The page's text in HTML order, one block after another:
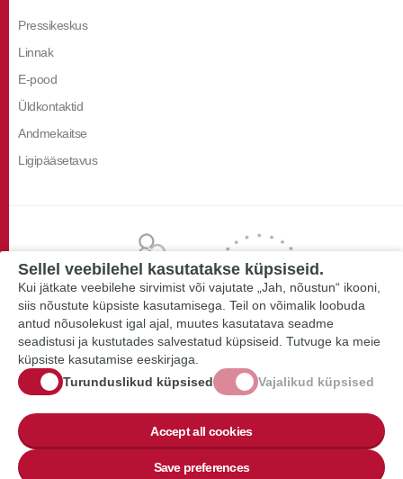
Pressikeskus
Linnak
E-pood
Üldkontaktid
Andmekaitse
Ligipääsetavus
Sellel veebilehel kasutatakse küpsiseid.
Kui jätkate veebilehe sirvimist või vajutate „Jah, nõustun“ ikooni,
siis nõustute küpsiste kasutamisega. Teil on võimalik loobuda
antud nõusolekust igal ajal, muutes kasutatava seadme
seadistusi ja kustutades salvestatud küpsiseid. Tutvuge ka meie
küpsiste kasutamise eeskirjaga.
Turunduslikud küpsised
Vajalikud küpsised
Accept all cookies
Save preferences